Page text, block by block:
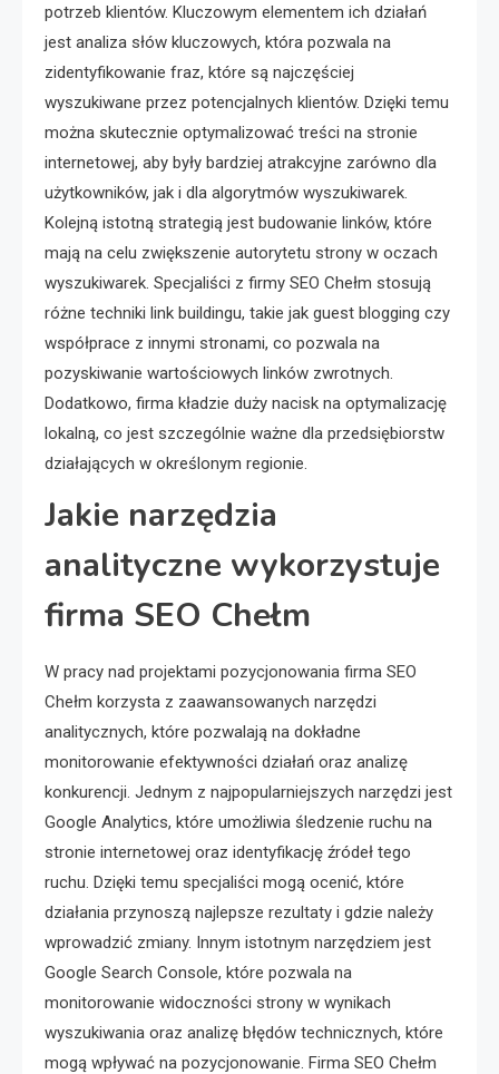
potrzeb klientów. Kluczowym elementem ich działań
jest analiza słów kluczowych, która pozwala na
zidentyfikowanie fraz, które są najczęściej
wyszukiwane przez potencjalnych klientów. Dzięki temu
można skutecznie optymalizować treści na stronie
internetowej, aby były bardziej atrakcyjne zarówno dla
użytkowników, jak i dla algorytmów wyszukiwarek.
Kolejną istotną strategią jest budowanie linków, które
mają na celu zwiększenie autorytetu strony w oczach
wyszukiwarek. Specjaliści z firmy SEO Chełm stosują
różne techniki link buildingu, takie jak guest blogging czy
współprace z innymi stronami, co pozwala na
pozyskiwanie wartościowych linków zwrotnych.
Dodatkowo, firma kładzie duży nacisk na optymalizację
lokalną, co jest szczególnie ważne dla przedsiębiorstw
działających w określonym regionie.
Jakie narzędzia
analityczne wykorzystuje
firma SEO Chełm
W pracy nad projektami pozycjonowania firma SEO
Chełm korzysta z zaawansowanych narzędzi
analitycznych, które pozwalają na dokładne
monitorowanie efektywności działań oraz analizę
konkurencji. Jednym z najpopularniejszych narzędzi jest
Google Analytics, które umożliwia śledzenie ruchu na
stronie internetowej oraz identyfikację źródeł tego
ruchu. Dzięki temu specjaliści mogą ocenić, które
działania przynoszą najlepsze rezultaty i gdzie należy
wprowadzić zmiany. Innym istotnym narzędziem jest
Google Search Console, które pozwala na
monitorowanie widoczności strony w wynikach
wyszukiwania oraz analizę błędów technicznych, które
mogą wpływać na pozycjonowanie. Firma SEO Chełm